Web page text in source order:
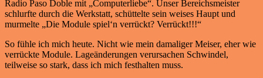
Radio Paso Doble mit „Computerliebe“. Unser Bereichsmeister
schlurfte durch die Werkstatt, schüttelte sein weises Haupt und
murmelte „Die Module spiel‘n verrückt? Verrückt!!!“
So fühle ich mich heute. Nicht wie mein damaliger Meiser, eher wie
verrückte Module. Lageänderungen verursachen Schwindel,
teilweise so stark, dass ich mich festhalten muss.